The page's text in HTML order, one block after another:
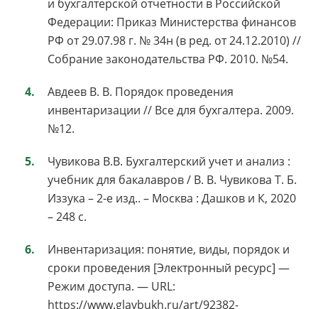
и бухгалтерской отчетности в Российской
Федерации: Приказ Министерства финансов
РФ от 29.07.98 г. № 34н (в ред. от 24.12.2010) //
Собрание законодательства РФ. 2010. №54.
Авдеев В. В. Порядок проведения
инвентаризации // Все для бухгалтера. 2009.
№12.
Чувикова В.В. Бухгалтерский учет и анализ :
учебник для бакалавров / В. В. Чувикова Т. Б.
Иззука – 2-е изд.. – Москва : Дашков и К, 2020
– 248 с.
Инвентаризация: понятие, виды, порядок и
сроки проведения [Электронный ресурс] —
Режим доступа. — URL:
https://www.glavbukh.ru/art/92382-